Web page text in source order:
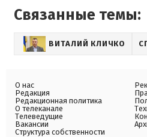
Связанные темы:
ВИТАЛИЙ КЛИЧКО
О нас
Редакция
Редакционная политика
О телеканале
Телеведущие
Вакансии
Структура собственности